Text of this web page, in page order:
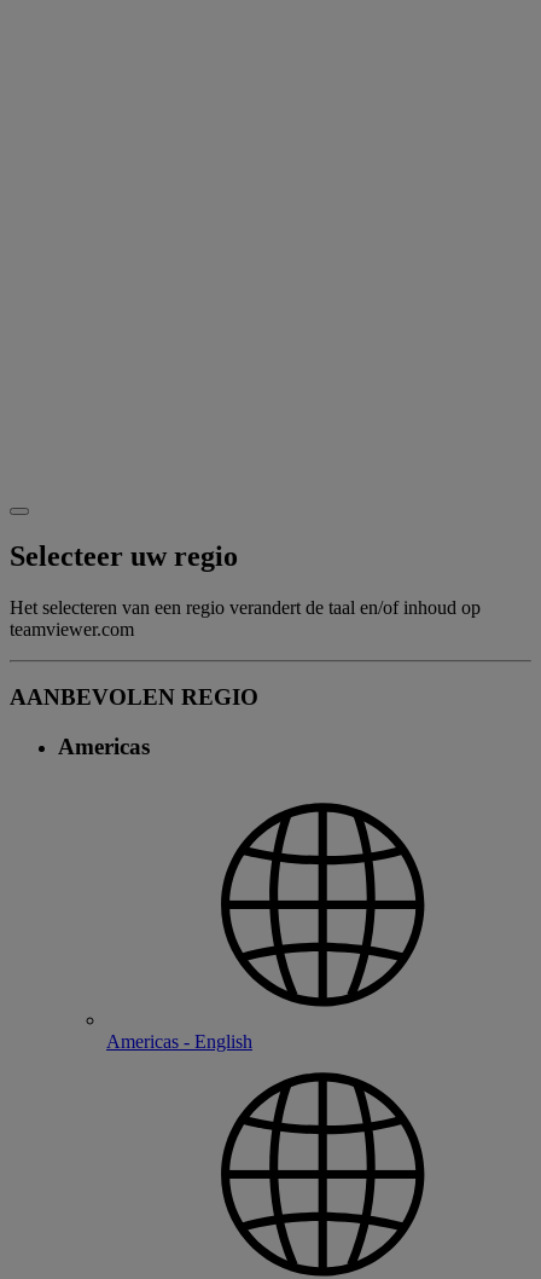
Selecteer uw regio
Het selecteren van een regio verandert de taal en/of inhoud op
teamviewer.com
AANBEVOLEN REGIO
Americas
Americas - English